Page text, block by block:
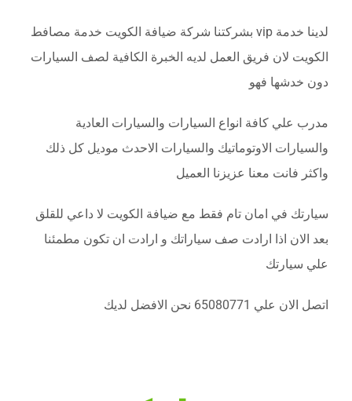
لدينا خدمة vip بشركتنا شركة ضيافة الكويت خدمة مصافط
الكويت لان فريق العمل لديه الخبرة الكافية لصف السيارات
دون خدشها فهو
مدرب علي كافة انواع السيارات والسيارات العادية
والسيارات الاوتوماتيك والسيارات الاحدث موديل كل ذلك
واكثر فانت معنا عزيزنا العميل
سيارتك في امان تام فقط مع ضيافة الكويت لا داعي للقلق
بعد الان اذا ارادت صف سياراتك و ارادت ان تكون مطمئنا
علي سيارتك
اتصل الان علي 65080771 نحن الافضل لديك